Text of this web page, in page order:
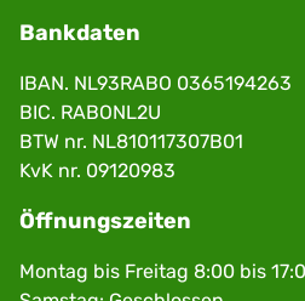
Bankdaten
IBAN. NL93RABO 0365194263
BIC. RABONL2U
BTW nr. NL810117307B01
KvK nr. 09120983
Öffnungszeiten
Montag bis Freitag 8:00 bis